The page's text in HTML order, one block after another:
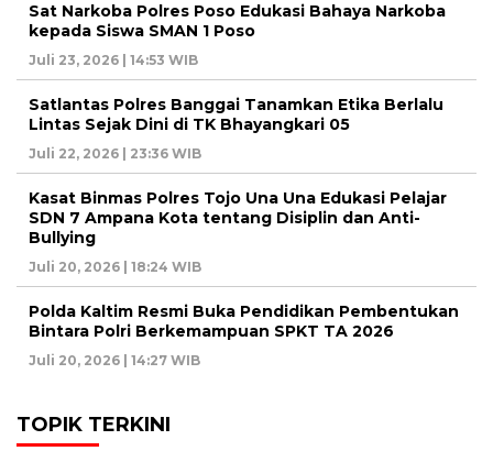
Sat Narkoba Polres Poso Edukasi Bahaya Narkoba
kepada Siswa SMAN 1 Poso
Juli 23, 2026 | 14:53 WIB
Satlantas Polres Banggai Tanamkan Etika Berlalu
Lintas Sejak Dini di TK Bhayangkari 05
Juli 22, 2026 | 23:36 WIB
Kasat Binmas Polres Tojo Una Una Edukasi Pelajar
SDN 7 Ampana Kota tentang Disiplin dan Anti-
Bullying
Juli 20, 2026 | 18:24 WIB
Polda Kaltim Resmi Buka Pendidikan Pembentukan
Bintara Polri Berkemampuan SPKT TA 2026
Juli 20, 2026 | 14:27 WIB
TOPIK TERKINI